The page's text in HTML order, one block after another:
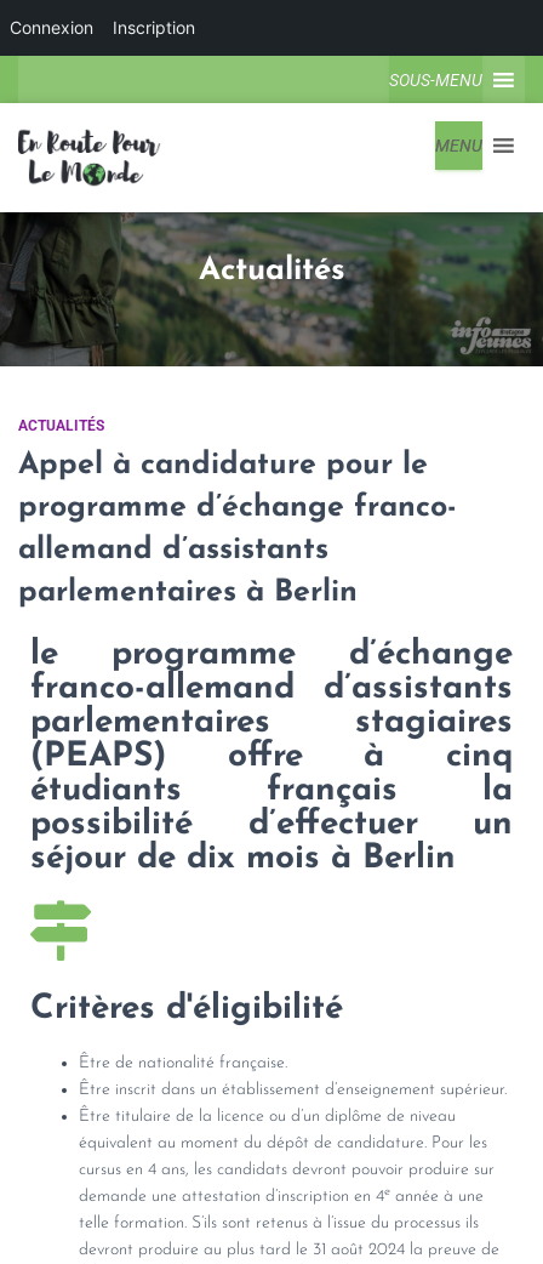
Connexion Inscription
SOUS-MENU
MENU
Actualités
ACTUALITÉS
Appel à candidature pour le
programme d’échange franco-
allemand d’assistants
parlementaires à Berlin
le programme d’échange
franco-allemand d’assistants
parlementaires stagiaires
(PEAPS) offre à cinq
étudiants français la
possibilité d’effectuer un
séjour de dix mois à Berlin
Critères d'éligibilité
Être de nationalité française.
Être inscrit dans un établissement d’enseignement supérieur.
Être titulaire de la licence ou d’un diplôme de niveau
équivalent au moment du dépôt de candidature. Pour les
cursus en 4 ans, les candidats devront pouvoir produire sur
demande une attestation d’inscription en 4e année à une
telle formation. S’ils sont retenus à l’issue du processus ils
devront produire au plus tard le 31 août 2024 la preuve de